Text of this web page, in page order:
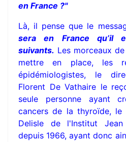
en France ?"
Là, il pense que le
sera en France qu’il
suivants. Les morceaux
mettre en place, les
épidémiologistes, le
Florent De Vathaire le
seule personne ayant
cancers de la thyroïde, le
Delisle de l'Institut
depuis 1966, ayant donc